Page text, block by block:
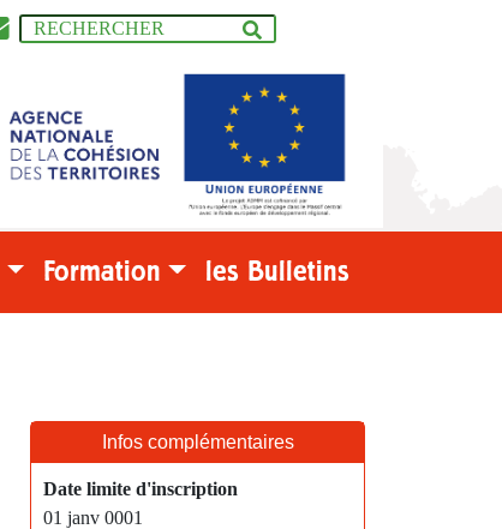
Formation les Bulletins
Infos complémentaires
Date limite d'inscription
01 janv 0001